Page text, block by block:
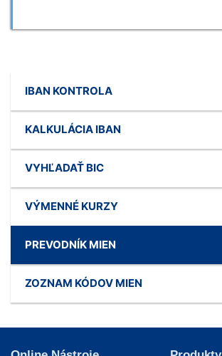
IBAN KONTROLA
KALKULÁCIA IBAN
VYHĽADAŤ BIC
VÝMENNÉ KURZY
PREVODNÍK MIEN
ZOZNAM KÓDOV MIEN